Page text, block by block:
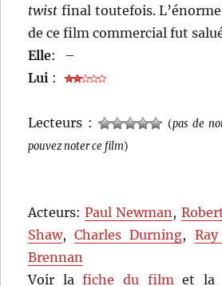
twist final toutefois.
de ce film commercial fut
Elle:
–
Lui :
Lecteurs : (pas de
pouvez noter ce film)
Acteurs:Paul Newman ,
Shaw,Charles Durning,
Brennan
Voir lafiche du film et la